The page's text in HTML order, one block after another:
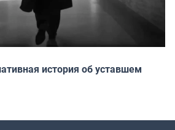
история об уставшем